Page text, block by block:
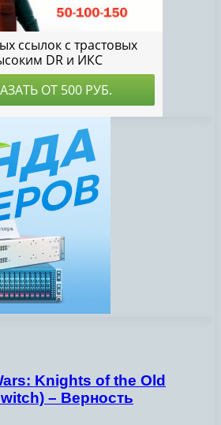
Knights of the Old
– Верность